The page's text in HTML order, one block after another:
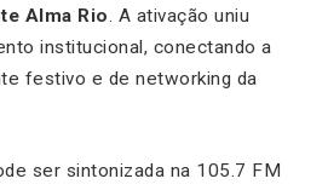
Alma Rio. A ativação uniu
institucional, conectando a
festivo e de networking da
ser sintonizada na 105.7 FM